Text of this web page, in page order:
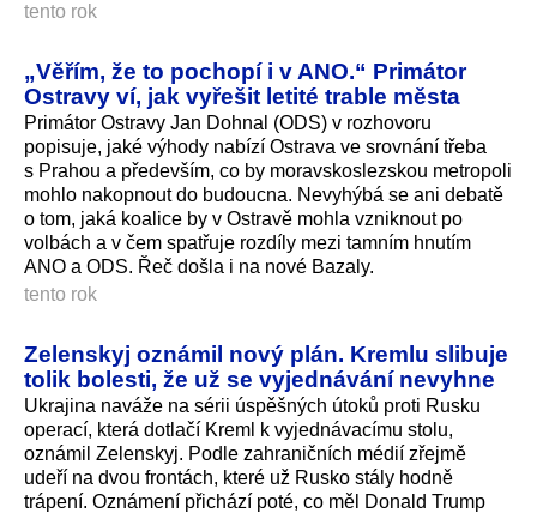
tento rok
„Věřím, že to pochopí i v ANO.“ Primátor
Ostravy ví, jak vyřešit letité trable města
Primátor Ostravy Jan Dohnal (ODS) v rozhovoru
popisuje, jaké výhody nabízí Ostrava ve srovnání třeba
s Prahou a především, co by moravskoslezskou metropoli
mohlo nakopnout do budoucna. Nevyhýbá se ani debatě
o tom, jaká koalice by v Ostravě mohla vzniknout po
volbách a v čem spatřuje rozdíly mezi tamním hnutím
ANO a ODS. Řeč došla i na nové Bazaly.
tento rok
Zelenskyj oznámil nový plán. Kremlu slibuje
tolik bolesti, že už se vyjednávání nevyhne
Ukrajina naváže na sérii úspěšných útoků proti Rusku
operací, která dotlačí Kreml k vyjednávacímu stolu,
oznámil Zelenskyj. Podle zahraničních médií zřejmě
udeří na dvou frontách, které už Rusko stály hodně
trápení. Oznámení přichází poté, co měl Donald Trump